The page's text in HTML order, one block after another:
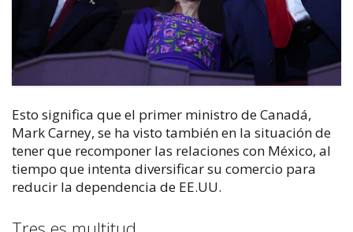
Esto significa que el primer ministro de Canadá,
Mark Carney, se ha visto también en la situación de
tener que recomponer las relaciones con México, al
tiempo que intenta diversificar su comercio para
reducir la dependencia de EE.UU.